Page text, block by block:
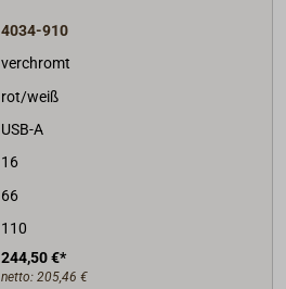
4034-910
verchromt
rot/weiß
USB-A
16
66
110
244,50 €*
netto: 205,46 €